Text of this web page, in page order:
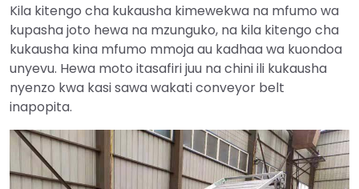
Kila kitengo cha kukausha kimewekwa na mfumo wa
kupasha joto hewa na mzunguko, na kila kitengo cha
kukausha kina mfumo mmoja au kadhaa wa kuondoa
unyevu. Hewa moto itasafiri juu na chini ili kukausha
nyenzo kwa kasi sawa wakati conveyor belt
inapopita.